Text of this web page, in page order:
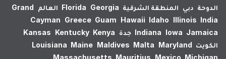
الدوحة دبي المنطقة الشرقية Florida Georgia العالم
Grand
Cayman Greece Guam Hawaii Idaho Illinois India
Indiana Iowa Jamaica جدة Kansas Kentucky Kenya
الكويت
Louisiana Maine Maldives Malta Maryland